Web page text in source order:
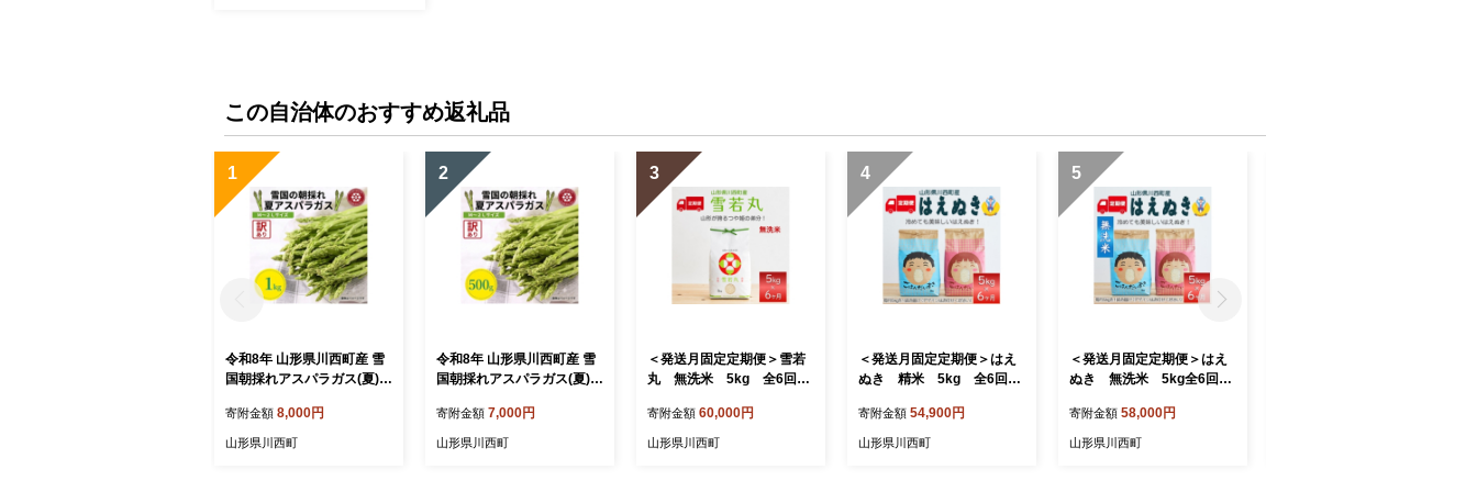
この自治体のおすすめ返礼品
1
令和8年 山形県川西町産 雪
国朝採れアスパラガス(夏)訳
kg【1764660】
寄附金額 8,000円
山形県川西町
2
令和8年 山形県川西町産 雪
国朝採れアスパラガス(夏)
当 500g【1764659】
寄附金額 7,000円
山形県川西町
3
＜発送月固定定期便＞雪若
丸 無洗米 5kg 全6回
寄附金額 60,000円
山形県川西町
4
＜発送月固定定期便＞はえ
ぬき 精米 5kg 全6回
寄附金額 54,900円
山形県川西町
5
＜発送月固定定期便＞はえ
ぬき 無洗米 5kg全6回
寄附金額 58,000円
山形県川西町